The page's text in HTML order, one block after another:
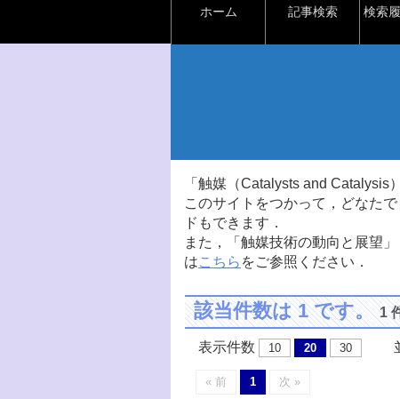
ホーム 記事検索 検索
「触媒（Catalysts and Catalysis
このサイトをつかって，どなた
ドもできます．
また，「触媒技術の動向と展望
はこちら をご参照ください．
該当件数は 1 です。1
表示件数 10 20 30 並
« 前 1 次 »